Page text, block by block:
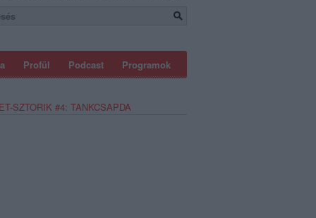
Profül Podcast Programok
SZTORIK #4: TANKCSAPDA